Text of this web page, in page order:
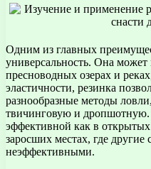
Одним из главных
универсальность. Она может
пресноводных озерах и
эластичности, резинка
разнообразные методы
твичинговую и дропшотную.
эффективной как в открытых
заросших местах, где другие
неэффективными.